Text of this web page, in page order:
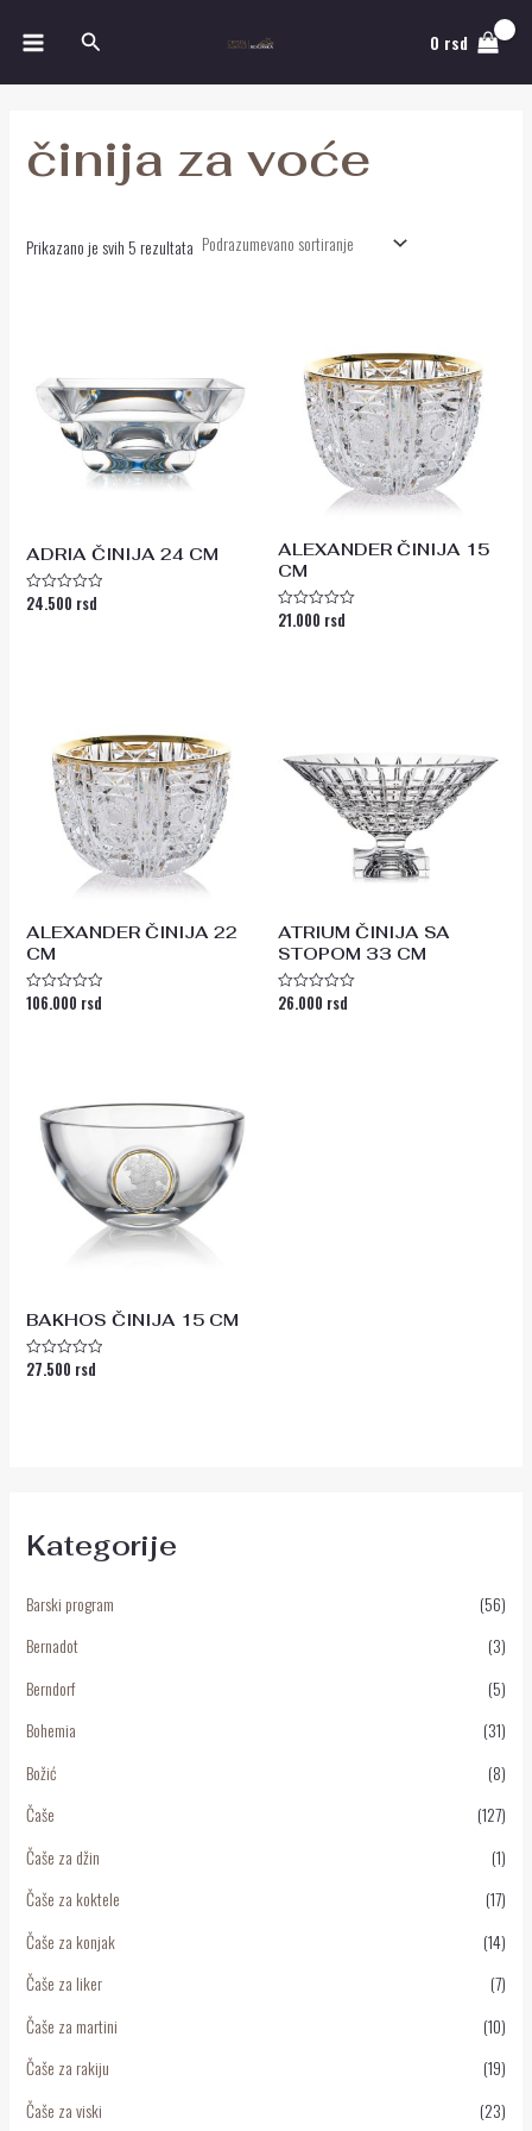
MENU
Pretraga 0 rsd
Kategorije
Barski program
(56)
Bernadot
(3)
Berndorf
(5)
Bohemia
(31)
Božić
(8)
Čaše
(127)
Čaše za džin
(1)
Čaše za koktele
(17)
Čaše za konjak
(14)
Čaše za liker
(7)
Čaše za martini
(10)
Čaše za rakiju
(19)
Čaše za viski
(23)
činija za voće
Prikazano je svih 5 rezultata
ADRIA ČINIJA 24 CM
Ocenjeno
24.500 rsd
ALEXANDER ČINIJA 15
CM
Ocenjeno
21.000 rsd
ALEXANDER ČINIJA 22
CM
Ocenjeno
106.000 rsd
ATRIUM ČINIJA SA
STOPOM 33 CM
Ocenjeno
26.000 rsd
BAKHOS ČINIJA 15 CM
Ocenjeno
27.500 rsd